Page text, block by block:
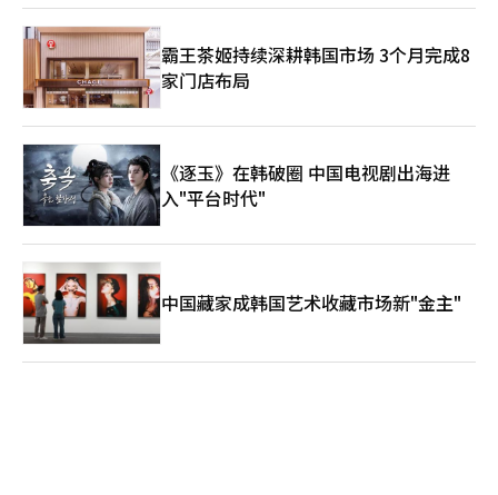
合金融基础设施企业，将是未来的关键。※ 本报道经人工智能
（AI）系统翻译与编辑。
霸王茶姬持续深耕韩国市场 3个月完成8
家门店布局
《逐玉》在韩破圈 中国电视剧出海进
入"平台时代"
中国藏家成韩国艺术收藏市场新"金主"